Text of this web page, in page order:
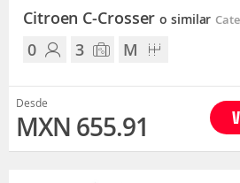
Citroen C-Crossero similar
0 3 M
Desde
MXN 655.91